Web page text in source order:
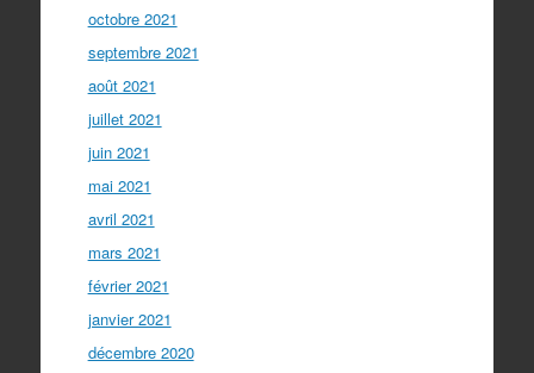
octobre 2021
septembre 2021
août 2021
juillet 2021
juin 2021
mai 2021
avril 2021
mars 2021
février 2021
janvier 2021
décembre 2020